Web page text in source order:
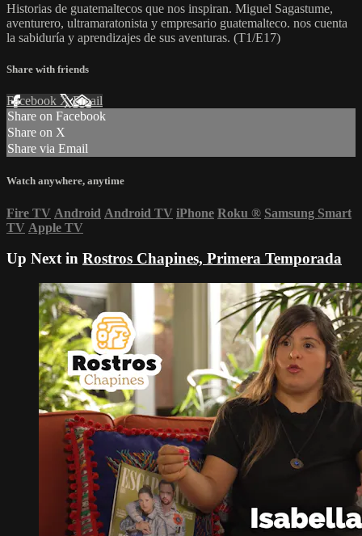
Historias de guatemaltecos que nos inspiran. Miguel Sagastume,
aventurero, ultramaratonista y empresario guatemalteco. nos cuenta
la sabiduría y aprendizajes de sus aventuras. (T1/E17)
Share with friends
Facebook XEmail
Share on Facebook
Share on X
Share via Email
Watch anywhere, anytime
Fire TV Android Android TV iPhone Roku ® Samsung Smart
TV Apple TV
Up Next in Rostros Chapines, Primera Temporada